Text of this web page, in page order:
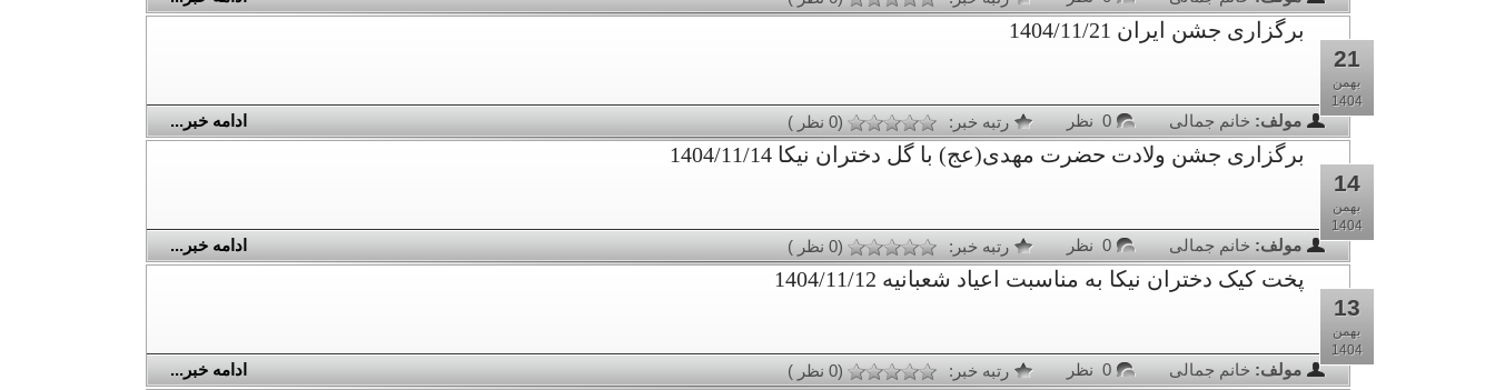
21
بهمن
1404
برگزاری جشن ایران 1404/11/21
مولف: خانم جمالی 0 نظر رتبه خبر: (0 نظر ) ادامه خبر...
14
بهمن
1404
برگزاری جشن ولادت حضرت مهدی(عج) با گل دختران نیکا 1404/11/14
مولف: خانم جمالی 0 نظر رتبه خبر: (0 نظر ) ادامه خبر...
13
بهمن
1404
پخت کیک دختران نیکا به مناسبت اعیاد شعبانیه 1404/11/12
مولف: خانم جمالی 0 نظر رتبه خبر: (0 نظر ) ادامه خبر...